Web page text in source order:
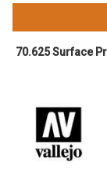
70.625 Surface